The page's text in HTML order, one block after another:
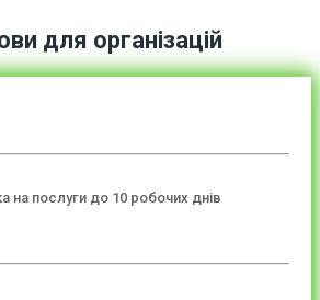
для організацій
на послуги до 10 робочих днів